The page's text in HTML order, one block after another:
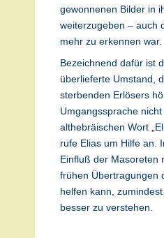
gewonnenen Bilder in
weiterzugeben – auch
mehr zu erkennen war.
Bezeichnend dafür ist
überlieferte Umstand,
sterbenden Erlösers
Umgangssprache
althebräischen Wort
rufe Elias um Hilfe an.
Einfluß der Masoreten
frühen Übertragungen
helfen kann,
besser zu verstehen.